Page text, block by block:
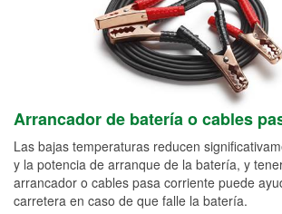
Arrancador de batería o cables
Las bajas temperaturas reducen
y la potencia de arranque de la batería, y
arrancador o cables pasa corriente puede
carretera en caso de que falle la batería.